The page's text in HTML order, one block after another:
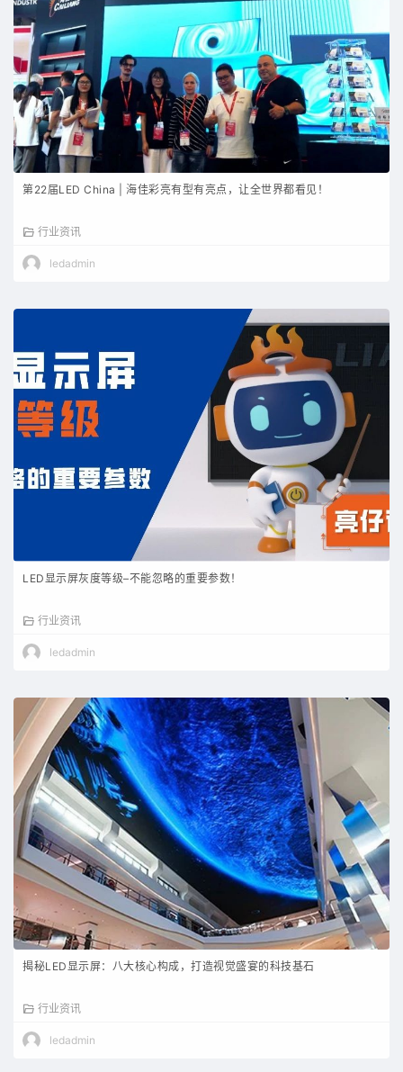
第22届LED China | 海佳彩亮有型有亮点，让全世界都看见！
行业资讯
ledadmin
LED显示屏灰度等级–不能忽略的重要参数！
行业资讯
ledadmin
揭秘LED显示屏：八大核心构成，打造视觉盛宴的科技基石
行业资讯
ledadmin